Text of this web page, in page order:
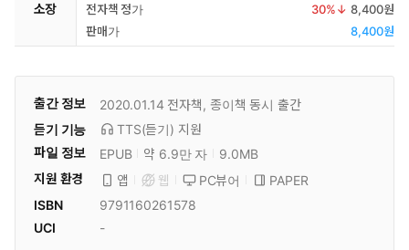
소장
전자책 정가
30%↓ 8,400원
판매가
8,400원
출간 정보 2020.01.14 전자책, 종이책 동시 출간
듣기 기능
TTS(듣기) 지원
파일 정보
EPUB 약 6.9만 자
9.0MB
지원 환경
앱 웹 PC뷰어
PAPER
ISBN
9791160261578
UCI
-